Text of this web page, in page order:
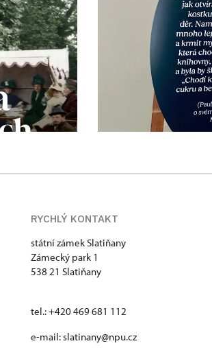
RYCHLÝ KONTAKT
státní zámek Slatiňany
Zámecký park 1
538 21 Slatiňany
tel.: +420 469 681 112
e-mail: slatinany@npu.cz